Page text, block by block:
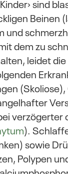
sind
Beinen
und
dem zu
leidet
verzögerter
).
sowie
Polypen